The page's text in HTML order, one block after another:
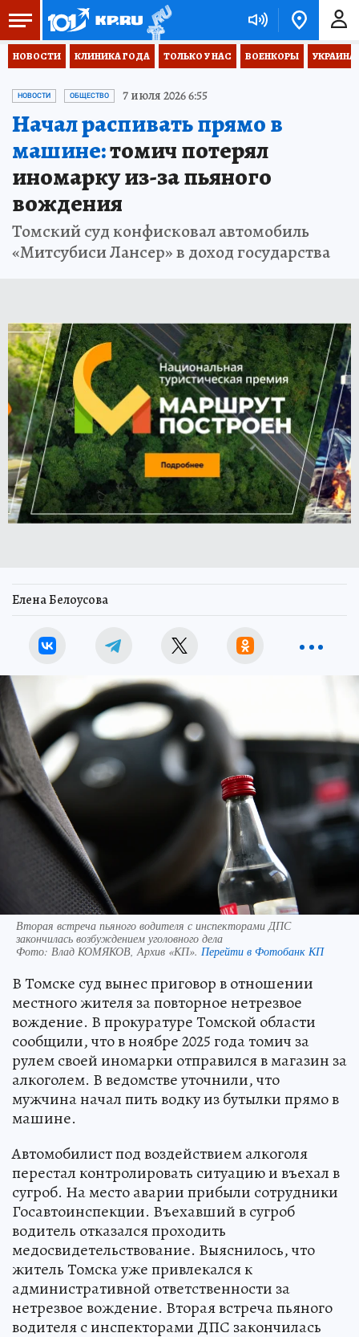
НОВОСТИ КЛИНИКА ГОДА ТОЛЬКО У НАС ВОЕНКОРЫ
НОВОСТИ ОБЩЕСТВО 7 июля 2026 6:55
Начал распивать прямо в
машине:томич потерял
иномарку из-за пьяного
вождения
Томский суд конфисковал автомобиль
«Митсубиси Лансер» в доход государства
Елена Белоусова
Вторая встреча пьяного водителя с инспекторами ДПС
закончилась возбуждением уголовного дела
Фото: Влад КОМЯКОВ, Архив «КП». Перейти в Фотобанк КП
В Томске суд вынес приговор в отношении
местного жителя за повторное нетрезвое
вождение. В прокуратуре Томской области
сообщили, что в ноябре 2025 года томич за
рулем своей иномарки отправился в магазин за
алкоголем. В ведомстве уточнили, что
мужчина начал пить водку из бутылки прямо в
машине.
Автомобилист под воздействием алкоголя
перестал контролировать ситуацию и въехал в
сугроб. На место аварии прибыли сотрудники
Госавтоинспекции. Въехавший в сугроб
водитель отказался проходить
медосвидетельствование. Выяснилось, что
житель Томска уже привлекался к
административной ответственности за
нетрезвое вождение. Вторая встреча пьяного
водителя с инспекторами ДПС закончилась